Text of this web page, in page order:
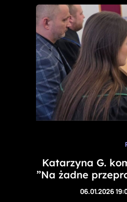
Katarzyna G.
”Na żadne
06.01.2026